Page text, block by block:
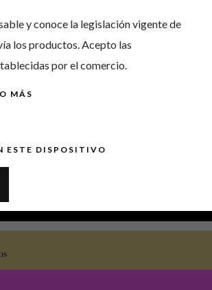
y conoce la legislación vigente de
los productos. Acepto las
por el comercio.
MÁS
ESTE DISPOSITIVO